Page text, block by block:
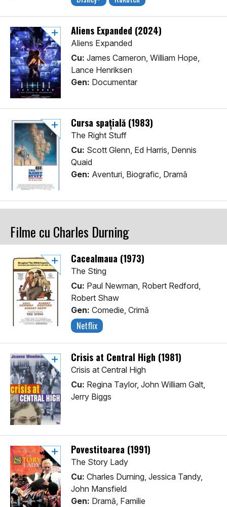
Aliens Expanded (2024)
Aliens Expanded
Cu: James Cameron, William Hope,
Lance Henriksen
Gen: Documentar
Cursa spațială (1983)
The Right Stuff
Cu: Scott Glenn, Ed Harris, Dennis
Quaid
Gen: Aventuri, Biografic, Dramă
Filme cu Charles Durning
Cacealmaua (1973)
The Sting
Cu: Paul Newman, Robert Redford,
Robert Shaw
Gen: Comedie, Crimă
Netflix
Crisis at Central High (1981)
Crisis at Central High
Cu: Regina Taylor, John William Galt,
Jerry Biggs
Povestitoarea (1991)
The Story Lady
Cu: Charles Durning, Jessica Tandy,
John Mansfield
Gen: Dramă, Familie